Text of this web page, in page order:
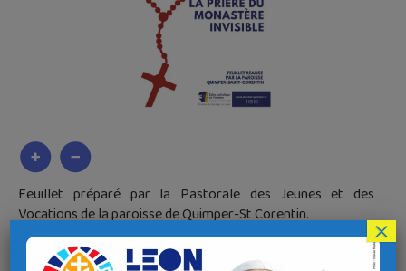
Feuillet préparé par la Pastorale des Jeunes et des
Vocations de la paroisse de Quimper-St Corentin.
Vous pourrez y découvrir le témoignage de Pauline.
×